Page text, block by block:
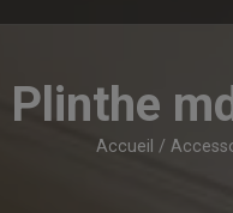
Plinthe
Accueil /